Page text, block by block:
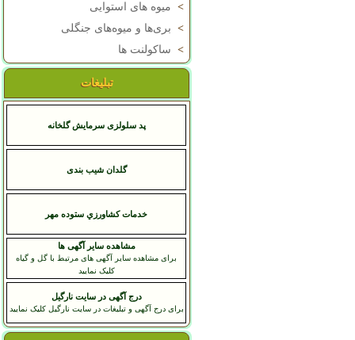
> میوه های استوایی
> بری‌ها و میوه‌های جنگلی
> ساکولنت ها
تبلیغات
پد سلولزی سرمایش گلخانه
گلدان شیب بندی
خدمات کشاورزي ستوده مهر
مشاهده سایر آگهی ها
برای مشاهده سایر آگهی های مرتبط با گل و گیاه
کلیک نمایید
درج آگهی در سایت نارگیل
برای درج آگهی و تبلیغات در سایت نارگیل کلیک نمایید